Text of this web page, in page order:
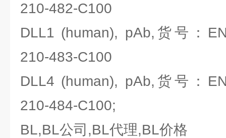
210-482-C100
DLL1 (human), pAb,货号：
210-483-C100
DLL4 (human), pAb,货号：
210-484-C100;
BL,BL公司,BL代理,BL价格